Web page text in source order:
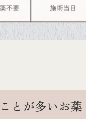
とが多いお薬